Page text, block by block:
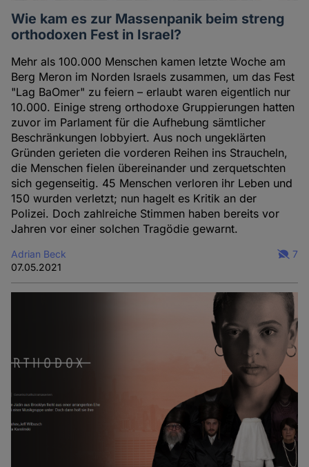
Wie kam es zur Massenpanik beim streng
orthodoxen Fest in Israel?
Mehr als 100.000 Menschen kamen letzte Woche am
Berg Meron im Norden Israels zusammen, um das Fest
"Lag BaOmer" zu feiern – erlaubt waren eigentlich nur
10.000. Einige streng orthodoxe Gruppierungen hatten
zuvor im Parlament für die Aufhebung sämtlicher
Beschränkungen lobbyiert. Aus noch ungeklärten
Gründen gerieten die vorderen Reihen ins Straucheln,
die Menschen fielen übereinander und zerquetschten
sich gegenseitig. 45 Menschen verloren ihr Leben und
150 wurden verletzt; nun hagelt es Kritik an der
Polizei. Doch zahlreiche Stimmen haben bereits vor
Jahren vor einer solchen Tragödie gewarnt.
Adrian Beck
07.05.2021
7